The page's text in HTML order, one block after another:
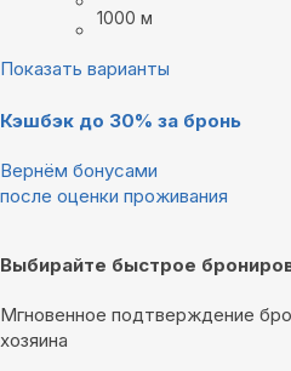
1000 м
Показать варианты
Кэшбэк до 30% за бронь
Вернём бонусами
после оценки проживания
Выбирайте быстрое
Мгновенное подтверждение
хозяина